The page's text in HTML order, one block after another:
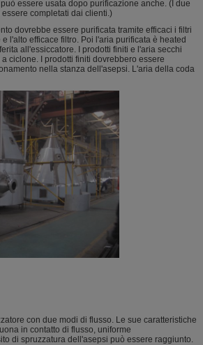
essere usata dopo purificazione anche. (I due
completati dai clienti.)
dovrebbe essere purificata tramite efficaci i filtri
l'alto efficace filtro. Poi l'aria purificata è heated
all'essiccatore. I prodotti finiti e l'aria secchi
ciclone. I prodotti finiti dovrebbero essere
nella stanza dell'asepsi. L'aria della coda
con due modi di flusso. Le sue caratteristiche
in contatto di flusso, uniforme
di spruzzatura dell'asepsi può essere raggiunto.